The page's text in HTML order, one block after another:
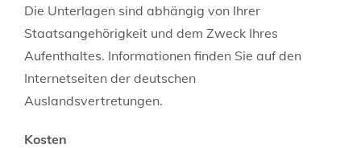
Die Unterlagen sind abhängig von Ihrer
Staatsangehörigkeit und dem Zweck Ihres
Aufenthaltes. Informationen finden Sie auf den
Internetseiten der deutschen
Auslandsvertretungen.
Kosten